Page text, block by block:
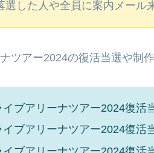
選した人や全員に案内メール
ツアー2024の復活当選や制
イブアリーナツアー2024復活
イブアリーナツアー2024復活